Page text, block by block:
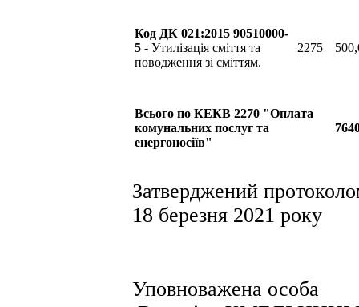
Код ДК 021:2015 90510000-
5 - Утилізація сміття та
поводження зі сміттям.
2275
Всього по КЕКВ 2270 "Оплата
комунальних послуг та
енергоносіїв"
Затверджений
18 березня 2021 року